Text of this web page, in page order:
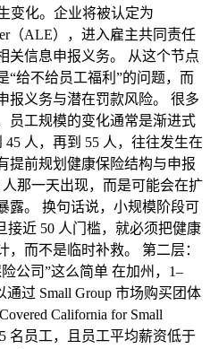
变化。企业将被认定为
（ALE），进入雇主共同责任
关信息申报义务。 从这个节点
“给不给员工福利”的问题，而
报义务与潜在罚款风险。 很多
员工规模的变化通常是渐进式
45 人，再到 55 人，往往发生在
提前规划健康保险结构与申报
那一天出现，而是可能会在扩
露。 换句话说，小规模阶段可
接近 50 人门槛，就必须把健康
，而不是临时补救。 第二层：
公司”这么简单 在加州，1–
通过 Small Group 市场购买团体
California for Small
名员工，且员工平均薪资低于